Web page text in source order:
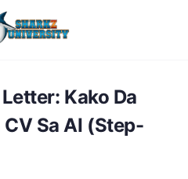
Kako Da
Sa AI (Step-